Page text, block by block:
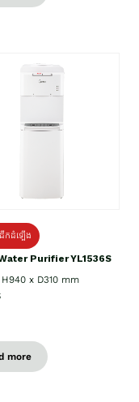
កដំឡើង
Purifier YL1536S
x D310 mm
more